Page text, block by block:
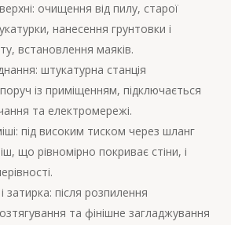
очищення від пилу, старої
нанесення грунтовки і
встановлення маяків.
штукатурна станція
із приміщенням, підключається
та електромережі.
під високим тиском через шланг
що рівномірно покриває стіни, і
затирка: після розпилення
та фінішне загладжування